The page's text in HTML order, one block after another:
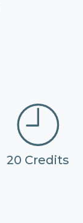
20 Credits